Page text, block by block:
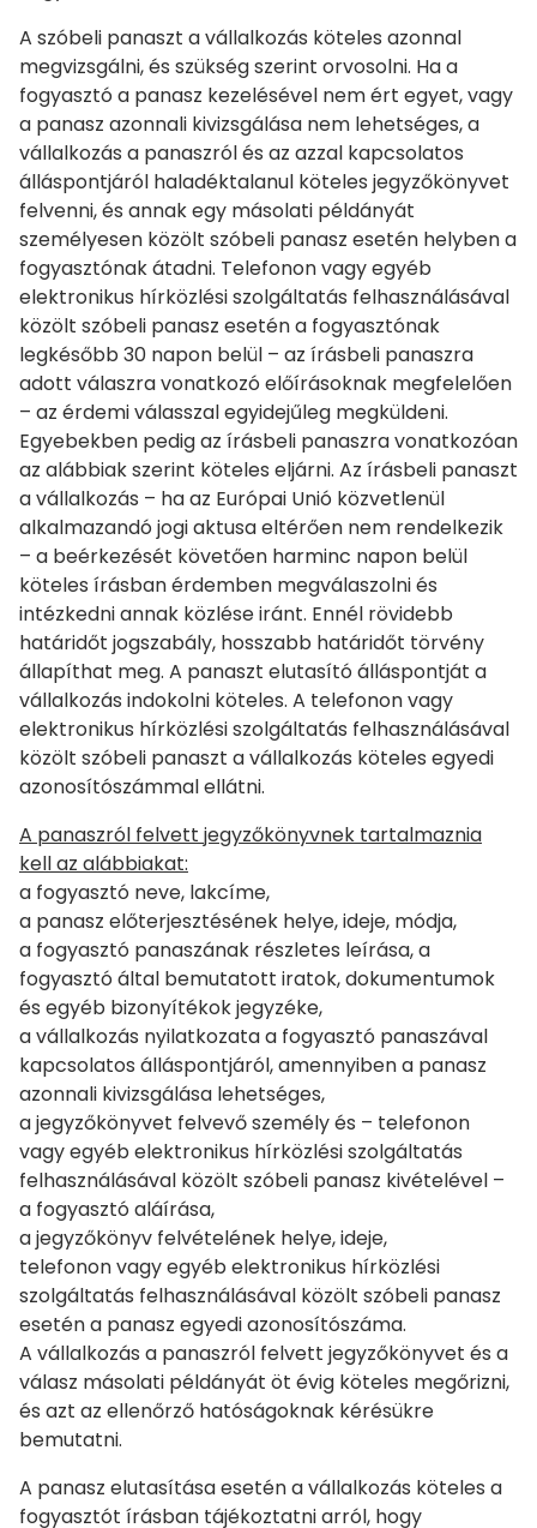
A szóbeli panaszt a vállalkozás köteles azonnal
megvizsgálni, és szükség szerint orvosolni. Ha a
fogyasztó a panasz kezelésével nem ért egyet, vagy
a panasz azonnali kivizsgálása nem lehetséges, a
vállalkozás a panaszról és az azzal kapcsolatos
álláspontjáról haladéktalanul köteles jegyzőkönyvet
felvenni, és annak egy másolati példányát
személyesen közölt szóbeli panasz esetén helyben a
fogyasztónak átadni. Telefonon vagy egyéb
elektronikus hírközlési szolgáltatás felhasználásával
közölt szóbeli panasz esetén a fogyasztónak
legkésőbb 30 napon belül – az írásbeli panaszra
adott válaszra vonatkozó előírásoknak megfelelően
– az érdemi válasszal egyidejűleg megküldeni.
Egyebekben pedig az írásbeli panaszra vonatkozóan
az alábbiak szerint köteles eljárni. Az írásbeli panaszt
a vállalkozás – ha az Európai Unió közvetlenül
alkalmazandó jogi aktusa eltérően nem rendelkezik
– a beérkezését követően harminc napon belül
köteles írásban érdemben megválaszolni és
intézkedni annak közlése iránt. Ennél rövidebb
határidőt jogszabály, hosszabb határidőt törvény
állapíthat meg. A panaszt elutasító álláspontját a
vállalkozás indokolni köteles. A telefonon vagy
elektronikus hírközlési szolgáltatás felhasználásával
közölt szóbeli panaszt a vállalkozás köteles egyedi
azonosítószámmal ellátni.
A panaszról felvett jegyzőkönyvnek tartalmaznia
kell az alábbiakat:
a fogyasztó neve, lakcíme,
a panasz előterjesztésének helye, ideje, módja,
a fogyasztó panaszának részletes leírása, a
fogyasztó által bemutatott iratok, dokumentumok
és egyéb bizonyítékok jegyzéke,
a vállalkozás nyilatkozata a fogyasztó panaszával
kapcsolatos álláspontjáról, amennyiben a panasz
azonnali kivizsgálása lehetséges,
a jegyzőkönyvet felvevő személy és – telefonon
vagy egyéb elektronikus hírközlési szolgáltatás
felhasználásával közölt szóbeli panasz kivételével –
a fogyasztó aláírása,
a jegyzőkönyv felvételének helye, ideje,
telefonon vagy egyéb elektronikus hírközlési
szolgáltatás felhasználásával közölt szóbeli panasz
esetén a panasz egyedi azonosítószáma.
A vállalkozás a panaszról felvett jegyzőkönyvet és a
válasz másolati példányát öt évig köteles megőrizni,
és azt az ellenőrző hatóságoknak kérésükre
bemutatni.
A panasz elutasítása esetén a vállalkozás köteles a
fogyasztót írásban tájékoztatni arról, hogy